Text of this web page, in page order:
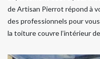
de Artisan Pierrot répond à
des professionnels pour
la toiture couvre l’intérieur